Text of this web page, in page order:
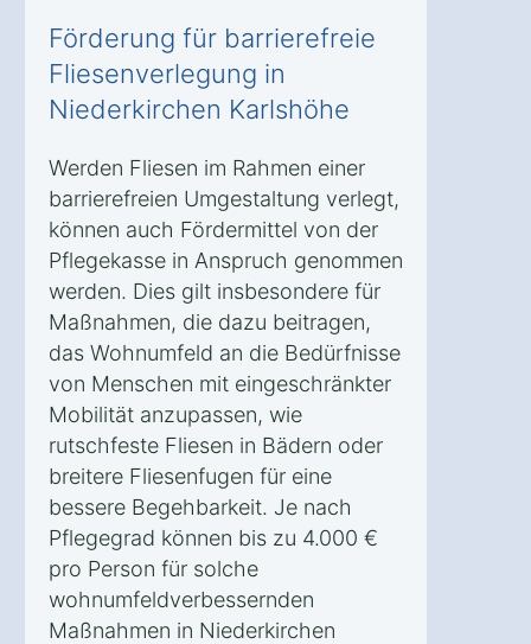
Förderung für barrierefreie
Fliesenverlegung in
Niederkirchen Karlshöhe
Werden Fliesen im Rahmen einer
barrierefreien Umgestaltung verlegt,
können auch Fördermittel von der
Pflegekasse in Anspruch genommen
werden. Dies gilt insbesondere für
Maßnahmen, die dazu beitragen,
das Wohnumfeld an die Bedürfnisse
von Menschen mit eingeschränkter
Mobilität anzupassen, wie
rutschfeste Fliesen in Bädern oder
breitere Fliesenfugen für eine
bessere Begehbarkeit. Je nach
Pflegegrad können bis zu 4.000 €
pro Person für solche
wohnumfeldverbessernden
Maßnahmen in Niederkirchen